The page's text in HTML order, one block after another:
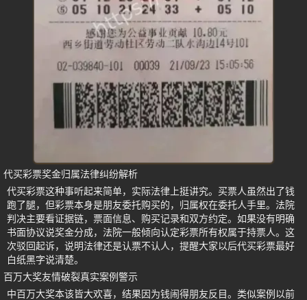
代买彩票奖金归属法律纠纷解析
代买彩票这种事听起来简单，实际法律上挺讲究。买票人虽然出了钱
跑了腿，但彩票本身是朋友委托购买的，归属权在委托人手里。法院
判决主要看证据链，票面信息、购买记录和双方约定。如果没有明确
书面协议说奖金分成，法院一般倾向认定彩票所有权属于持票人。这
次驳回起诉，说明法律还是认票不认人，提醒大家以后代买彩票最好
白纸黑字说清楚。
百万大奖友情破裂真实案例警示
中百万大奖本该皆大欢喜，结果因为钱闹得朋友反目。类似案例以前